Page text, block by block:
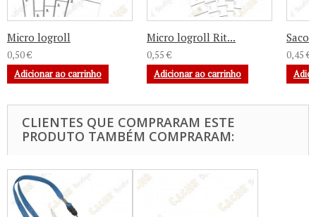
Micro logroll
0,50 €
Adicionar ao carrinho
Micro logroll Rit...
0,55 €
Adicionar ao carrinho
0,45 €
CLIENTES QUE COMPRARAM ESTE
PRODUTO TAMBÉM COMPRARAM: